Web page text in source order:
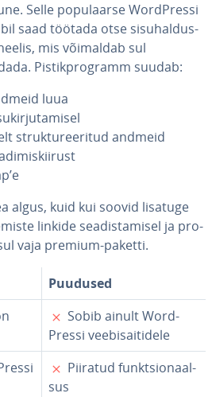
Selle po­pu­laarse Word­Pressi
saad töötada otse si­su­hal­dus­
mis võimaldab sul
Pis­tik­prog­ramm suudab:
luua
struk­tu­ree­ri­tud andmeid
algus, kuid kui soovid lisatuge
linkide sea­dis­ta­misel ja pro­
vaja premium-paketti.
Puudused
✗
Sobib ainult Word­
Pressi vee­bi­sai­ti­dele
✗
Piiratud funkt­sio­naal­
sus